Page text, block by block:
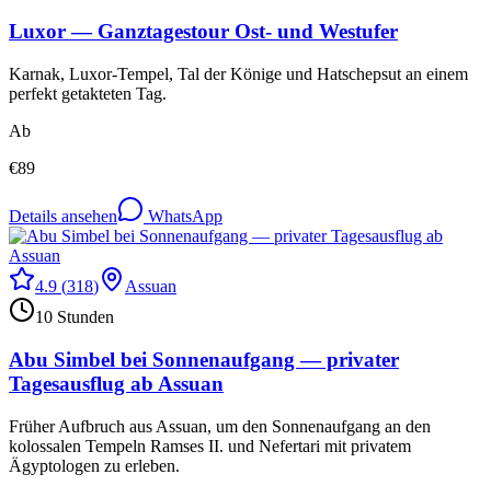
Luxor — Ganztagestour Ost- und Westufer
Karnak, Luxor-Tempel, Tal der Könige und Hatschepsut an einem
perfekt getakteten Tag.
Ab
€89
Details ansehen WhatsApp
4.9 (318)
Assuan
10 Stunden
Abu Simbel bei Sonnenaufgang — privater
Tagesausflug ab Assuan
Früher Aufbruch aus Assuan, um den Sonnenaufgang an den
kolossalen Tempeln Ramses II. und Nefertari mit privatem
Ägyptologen zu erleben.